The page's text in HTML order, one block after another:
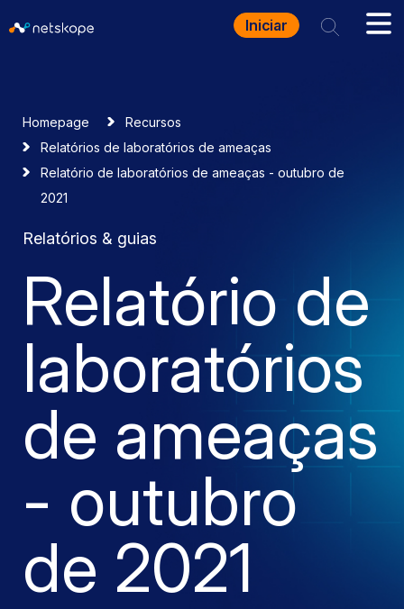
Iniciar
Homepage
Recursos
Relatórios de laboratórios de ameaças
Relatório de laboratórios de ameaças - outubro de
2021
Relatórios & guias
Relatório de
laboratórios
de ameaças
- outubro
de 2021